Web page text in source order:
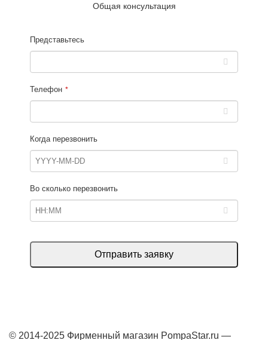
Общая консультация
Представьтесь
Телефон *
Когда перезвонить
Во сколько перезвонить
Отправить заявку
© 2014-2025 Фирменный магазин PompaStar.ru —